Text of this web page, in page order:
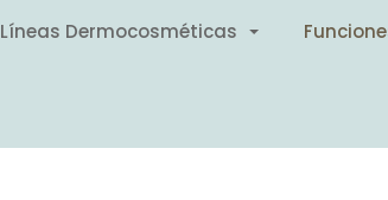
Líneas Dermocosméticas